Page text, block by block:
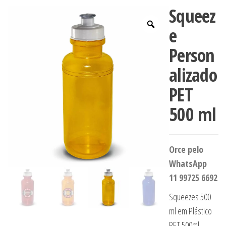
Squeez
e
Person
alizado
PET
500 ml
Orce pelo
WhatsApp
11 99725 6692
Squeezes 500
ml em Plástico